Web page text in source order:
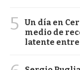
5
Un día en
medio de
latente entre